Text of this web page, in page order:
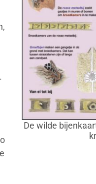
De wilde